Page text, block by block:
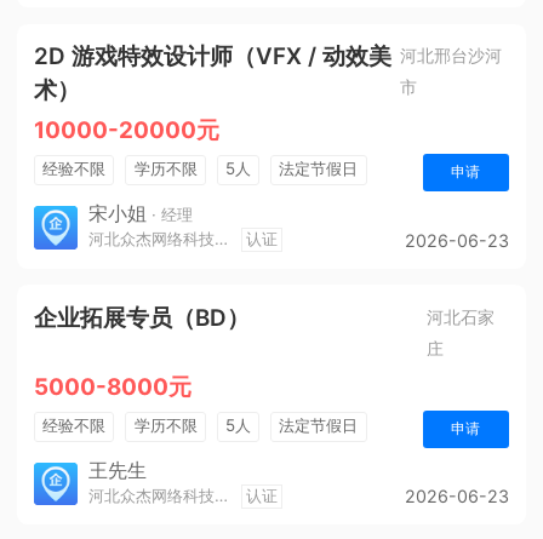
2D 游戏特效设计师（VFX / 动效美
术）
河北邢台沙河
市
10000-20000元
经验不限 学历不限 5人
法定节假日
休假制度
申请
宋小姐 · 经理
河北众杰网络科技有限公司
认证 2026-06-23
企业拓展专员（BD）
河北石家
庄
5000-8000元
经验不限 学历不限 5人
法定节假日
奖励计划
综合补贴
申请
王先生
河北众杰网络科技有限公司 认证 2026-06-23